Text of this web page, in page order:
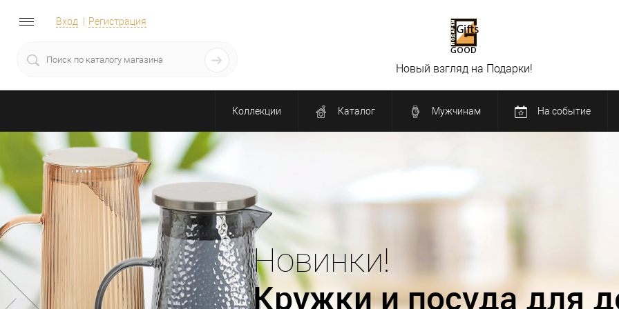
Вход Регистрация
Новый взгляд на Подарки!
Коллекции Каталог Мужчинам На событие
для дома